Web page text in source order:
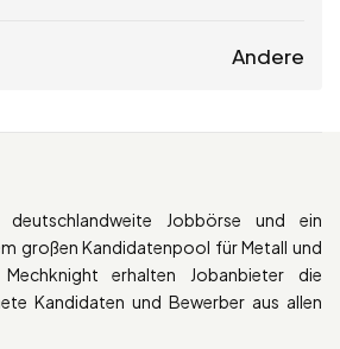
Andere
Jobbörse und ein
großen Kandidatenpool für Metall und
Mechknight erhalten Jobanbieter die
Kandidaten und Bewerber aus allen